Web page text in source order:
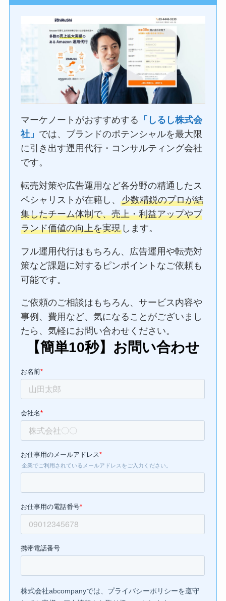
マーケノートがおすすめする 「しるし株式会
社」 では、ブランドのポテンシャルを最大限
に引き出す運用代行・コンサルティング会社
です。
転売対策や広告運用など各分野の精通したス
ペシャリストが在籍し、少数精鋭のプロが結
集したチーム体制で、売上・利益アップやブ
ランド価値の向上を実現 します。
フル運用代行はもちろん、広告運用や転売対
策など課題に対するピンポイントなご依頼も
可能です。
ご依頼のご相談はもちろん、サービス内容や
事例、費用など、気になることがございまし
たら、気軽にお問い合わせください。